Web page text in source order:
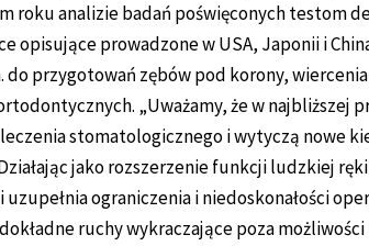
roku analizie badań poświęconych testom
opisujące prowadzone w USA, Japonii i
do przygotowań zębów pod korony,
„Uważamy, że w najbliższej
stomatologicznego i wytyczą nowe
jako rozszerzenie funkcji ludzkiej
ograniczenia i niedoskonałości
ruchy wykraczające poza możliwości